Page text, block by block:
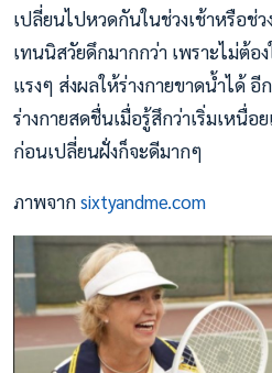
เปลี่ยนไปหวดกันในช่วงเช้าหรือช่
เทนนิสวัยดึกมากกว่า เพราะไม่ต้อ
แรงๆ ส่งผลให้ร่างกายขาดน้ำได้
ร่างกายสดชื่นเมื่อรู้สึกว่าเริ่มเหนื่
ก่อนเปลี่ยนฝั่งก็จะดีมากๆ
ภาพจากsixtyandme.com